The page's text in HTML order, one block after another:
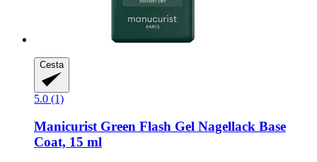
Cesta
5.0 (1)
Manicurist Green Flash Gel Nagellack Base
Coat, 15 ml